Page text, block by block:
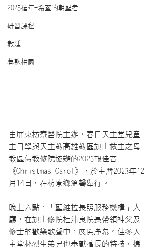
2025禧年-希望的朝聖者
研習課程
教廷
募款相關
由屏東枋寮醫院主辦，春日天主堂兒童
主日學與天主教高雄教區旗山救主之母
教區傳教修院協辦的2023報佳音
《Christmas Carol》，於主曆2023年12
月14日，在枋寮鄉溫馨舉行。
晚上六點，「聖維拉長照服務機構」大
廳，在旗山修院杜沛良院長帶領神父及
修士的歡樂歌聲中，展開序幕。佳冬天
主堂林烈生弟兄也奉獻擅長的特技，攜